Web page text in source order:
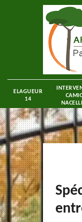
ELAGUEUR
14